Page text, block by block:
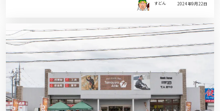
すどん 2024年9月22日